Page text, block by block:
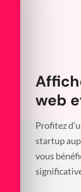
web
Profitez
startup
vous